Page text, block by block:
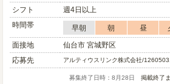
シフト
週4日以上
時間帯
早朝 朝 昼
面接地
仙台市 宮城野区
応募先
アルティウスリンク株式会社/
募集終了日時：8月28日 掲載終了